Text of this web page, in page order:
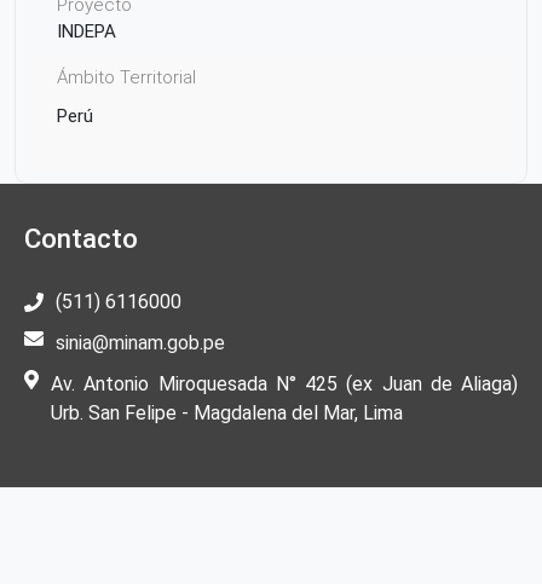
Proyecto
INDEPA
Ámbito Territorial
Perú
Contacto
(511) 6116000
sinia@minam.gob.pe
Av. Antonio Miroquesada N° 425 (ex Juan de Aliaga)
Urb. San Felipe - Magdalena del Mar, Lima